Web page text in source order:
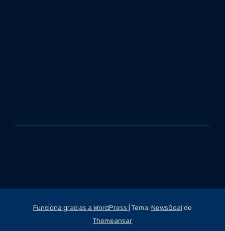
Funciona gracias a WordPress Tema: NewsGoal de
Themeansar